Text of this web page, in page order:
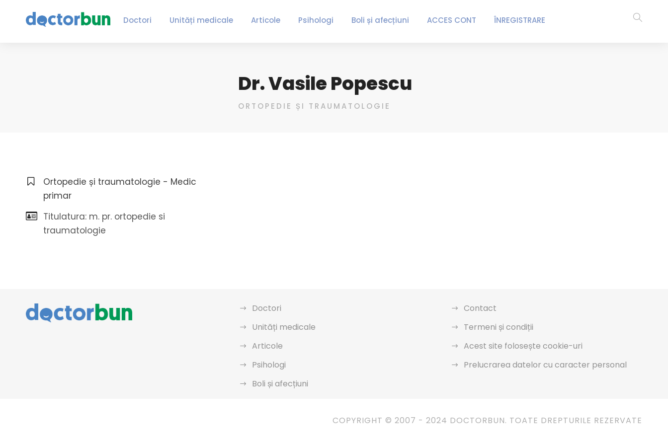
Doctori Unități medicale Articole Psihologi Boli și afecțiuni ACCES CONT ÎNREGISTRARE
Dr. Vasile Popescu
ORTOPEDIE ȘI TRAUMATOLOGIE
Ortopedie și traumatologie - Medic
primar
Titulatura: m. pr. ortopedie si
traumatologie
Doctori
Unități medicale
Articole
Psihologi
Boli și afecțiuni
Contact
Termeni și condiții
Acest site folosește cookie-uri
Prelucrarea datelor cu caracter personal
COPYRIGHT © 2007 - 2024 DOCTORBUN. TOATE DREPTURILE REZERVATE